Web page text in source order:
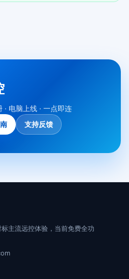
· 电脑上线 · 一点即连
支持反馈
主流远控体验，当前免费全功